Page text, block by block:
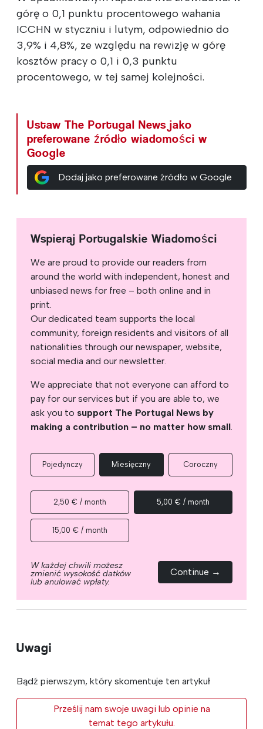
górę o 0,1 punktu procentowego wahania
ICCHN w styczniu i lutym, odpowiednio do
3,9% i 4,8%, ze względu na rewizję w górę
kosztów pracy o 0,1 i 0,3 punktu
procentowego, w tej samej kolejności.
Ustaw The Portugal News jako
preferowane źródło wiadomości w
Google
Dodaj jako preferowane źródło w Google
Wspieraj Portugalskie Wiadomości
We are proud to provide our readers from
around the world with independent, honest and
unbiased news for free – both online and in
print.
Our dedicated team supports the local
community, foreign residents and visitors of all
nationalities through our newspaper, website,
social media and our newsletter.
We appreciate that not everyone can afford to
pay for our services but if you are able to, we
ask you to support The Portugal News by
making a contribution – no matter how small.
Pojedynczy Miesięczny Coroczny
2,50 € / month 5,00 € / month
15,00 € / month
W każdej chwili możesz
zmienić wysokość datków
lub anulować wpłaty.
Continue →
Uwagi
Bądź pierwszym, który skomentuje ten artykuł
Prześlij nam swoje uwagi lub opinie na
temat tego artykułu.